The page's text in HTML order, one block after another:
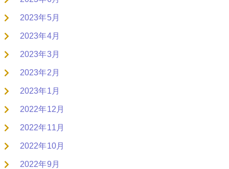
2023年5月
2023年4月
2023年3月
2023年2月
2023年1月
2022年12月
2022年11月
2022年10月
2022年9月